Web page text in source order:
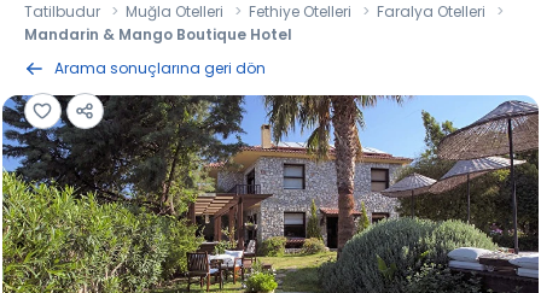
Tatilbudur Muğla Otelleri Fethiye Otelleri
Faralya Otelleri
Mandarin & Mango Boutique Hotel
Arama sonuçlarına geri dön